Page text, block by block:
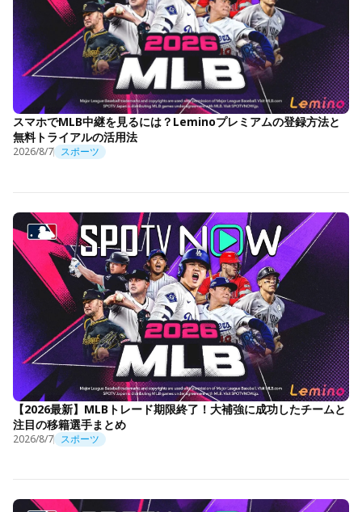
スマホでMLB中継を見るには？Leminoプレミアムの登録方法と
無料トライアルの活用法
2026/8/7 スポーツ
【2026最新】MLBトレード期限終了！大補強に成功したチームと
注目の移籍選手まとめ
2026/8/7 スポーツ